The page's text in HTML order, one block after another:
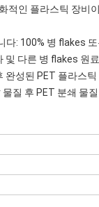
적인 플라스틱 장비
: 100% 병 flakes
다른 병 flakes 원
완성된 PET 플라스
질 후 PET 분쇄 물질